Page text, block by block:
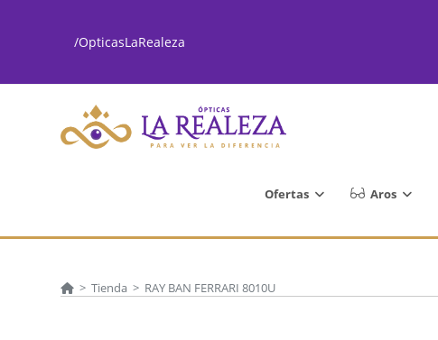
/OpticasLaRealeza
Ofertas Aros
> Tienda > RAY BAN FERRARI 8010U